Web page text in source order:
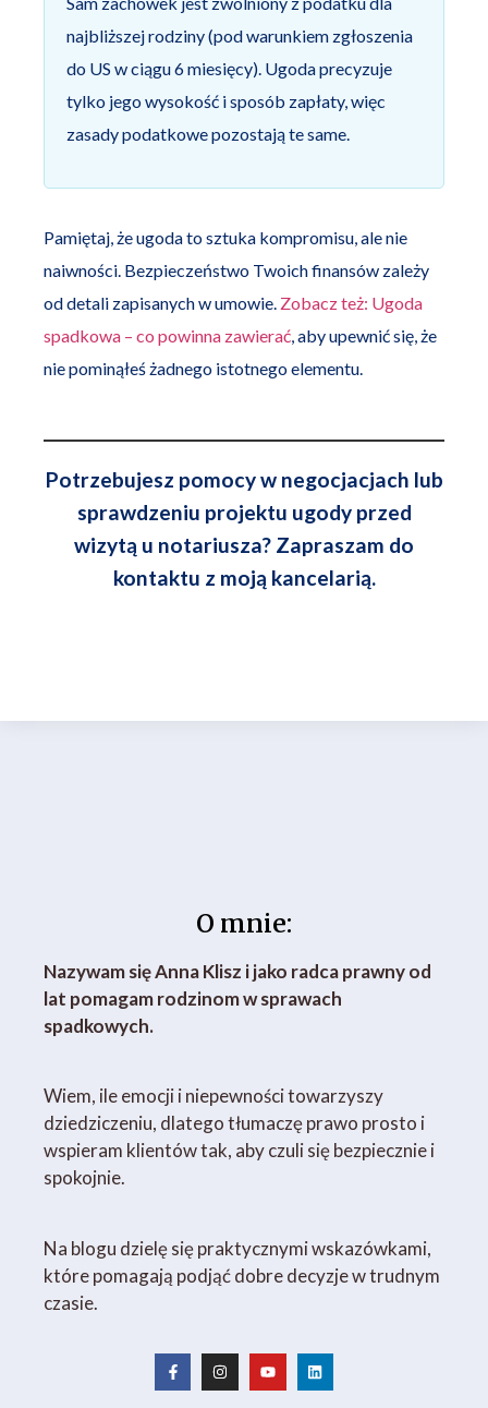
O mnie:
Nazywam się Anna Klisz i jako radca prawny od
lat pomagam rodzinom w sprawach
spadkowych.
Wiem, ile emocji i niepewności towarzyszy
dziedziczeniu, dlatego tłumaczę prawo prosto i
wspieram klientów tak, aby czuli się bezpiecznie i
spokojnie.
Na blogu dzielę się praktycznymi wskazówkami,
które pomagają podjąć dobre decyzje w trudnym
czasie.
najbliższej rodziny (pod warunkiem zgłoszenia
do US w ciągu 6 miesięcy). Ugoda precyzuje
tylko jego wysokość i sposób zapłaty, więc
zasady podatkowe pozostają te same.
Pamiętaj, że ugoda to sztuka kompromisu, ale nie
naiwności. Bezpieczeństwo Twoich finansów zależy
od detali zapisanych w umowie. Zobacz też: Ugoda
spadkowa – co powinna zawierać, aby upewnić się, że
nie pominąłeś żadnego istotnego elementu.
Potrzebujesz pomocy w negocjacjach lub
sprawdzeniu projektu ugody przed
wizytą u notariusza? Zapraszam do
kontaktu z moją kancelarią.